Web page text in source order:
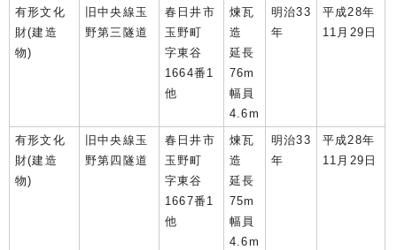
有形文化
財(建造
物)
旧中央線玉
野第三隧道
春日井市
玉野町
字東谷
1664番1
他
煉瓦
造
延長
76m
幅員
4.6m
明治33
年
平成28年
11月29日
有形文化
財(建造
物)
旧中央線玉
野第四隧道
春日井市
玉野町
字東谷
1667番1
他
煉瓦
造
延長
75m
幅員
4.6m
明治33
年
平成28年
11月29日